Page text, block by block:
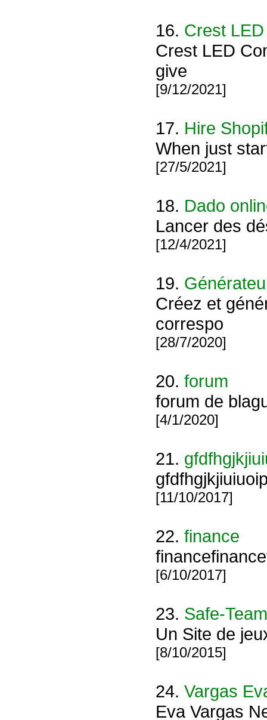
16. Crest LED
Crest LED
give
[9/12/2021]
17. Hire
When just
[27/5/2021]
18. Dado
Lancer des
[12/4/2021]
19.
Créez et
correspo
[28/7/2020]
20. forum
forum de
[4/1/2020]
21.
[11/10/2017]
22. finance
[6/10/2017]
23. Safe-Team
Un Site de
[8/10/2015]
24. Vargas
Eva Vargas